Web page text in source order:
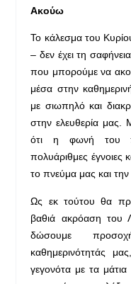
Ακούω
Το κάλεσμα του
– δεν έχει τη
που μπορούμε να
μέσα στην
με σιωπηλό και
στην ελευθερία μας.
ότι η φωνή του
πολυάριθμες έγνοιες
το πνεύμα μας και την
Ως εκ τούτου θα
βαθιά ακρόαση του
δώσουμε
καθημερινότητάς
γεγονότα με τα